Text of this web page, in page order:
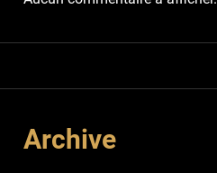
Archive